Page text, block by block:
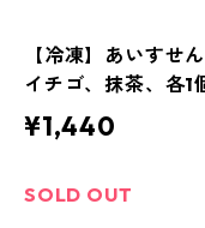
【冷凍】あいすせ
イチゴ、抹茶、各1
¥1,440
SOLD OUT